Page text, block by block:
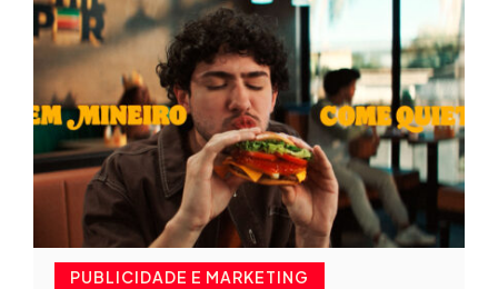
PUBLICIDADE E MARKETING